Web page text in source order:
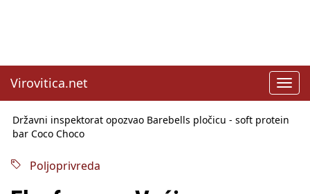
Virovitica.net
Državni inspektorat opozvao Barebells pločicu - soft protein
bar Coco Choco
Sabor u srijedu o SLAPP tužbama
Izmjene Zakona o visokom obrazovanju, profesori rade do 67.
godine
Sindikati traže zaštitu plaća od inflacije, Ćorić pregovore
Poljoprivreda